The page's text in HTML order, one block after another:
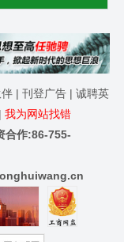
| 刊登广告 | 诚聘英
| 我为网站找错
作:86-755-